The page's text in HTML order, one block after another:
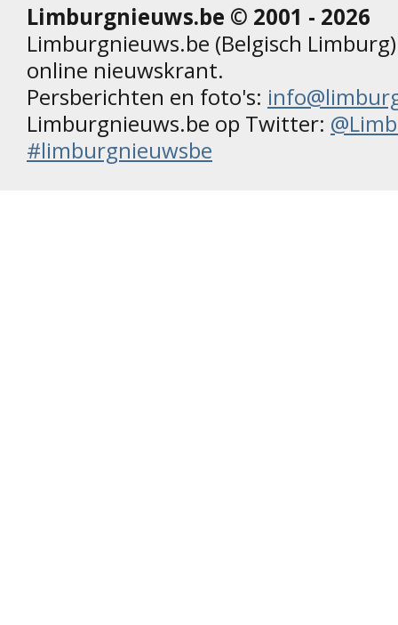
Limburgnieuws.be © 2001 - 2026
Limburgnieuws.be (Belgisch
online nieuwskrant.
Persberichten en foto's:
Limburgnieuws.be op Twitter:
#limburgnieuwsbe